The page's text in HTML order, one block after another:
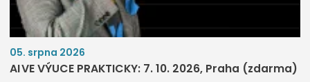
05. srpna 2026
AI VE VÝUCE PRAKTICKY: 7. 10. 2026, Praha (zdarma)